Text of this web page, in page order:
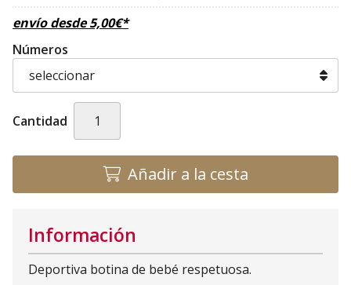
envío desde5,00€*
Números
Cantidad
Añadir a la cesta
Información
Deportiva botina de bebé respetuosa.